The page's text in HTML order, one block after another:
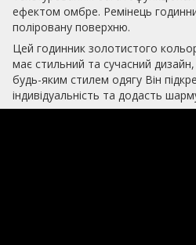
ефектом омбре. Ремінець
поліровану поверхню.
Цей годинник золотистого
має стильний та сучасний
будь-яким стилем одягу Він
індивідуальність та додасть